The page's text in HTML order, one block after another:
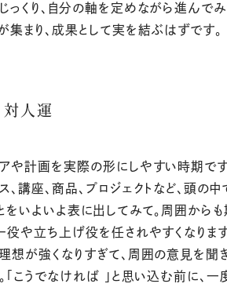
っくり、自分の軸を定めながら進んでみ
集まり、成果として実を結ぶはずです。
対人運
や計画を実際の形にしやすい時期です
、講座、商品、プロジェクトなど、頭の
をいよいよ表に出してみて。周囲からも
役や立ち上げ役を任されやすくなりま
想が強くなりすぎて、周囲の意見を聞
「こうでなければ 」と思い込む前に、一